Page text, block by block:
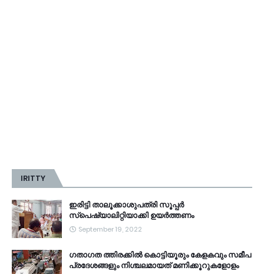
IRITTY
ഇരിട്ടി താലൂക്കാശുപത്രി സൂപ്പർ
സ്‌പെഷ്യാലിറ്റിയാക്കി ഉയർത്തണം
September 19, 2022
ഗതാഗത ത്തിരക്കിൽ കൊട്ടിയൂരും കേളകവും സമീപ
പ്രദേശങ്ങളും നിശ്ചലമായത് മണിക്കൂറുകളോളം